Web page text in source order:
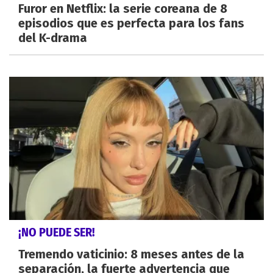
Furor en Netflix: la serie coreana de 8
episodios que es perfecta para los fans
del K-drama
¡NO PUEDE SER!
Tremendo vaticinio: 8 meses antes de la
separación, la fuerte advertencia que